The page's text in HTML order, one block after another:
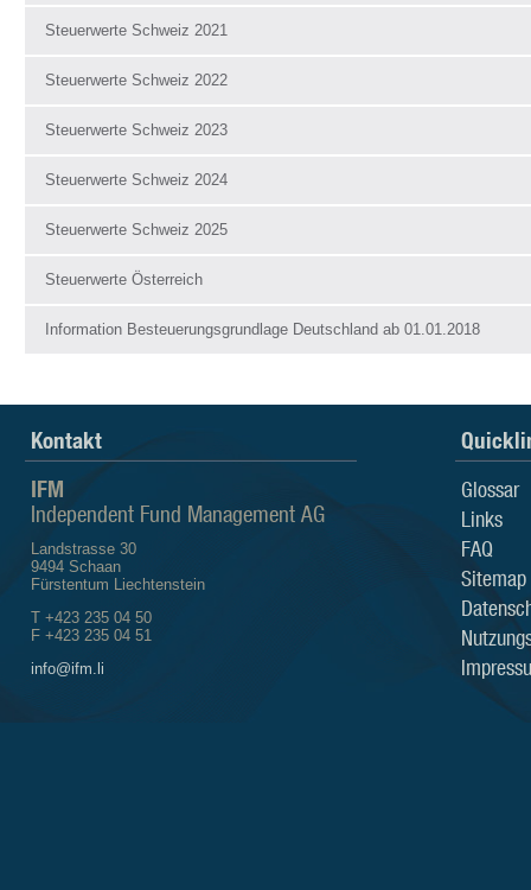
Steuerwerte Schweiz 2021
Steuerwerte Schweiz 2022
Steuerwerte Schweiz 2023
Steuerwerte Schweiz 2024
Steuerwerte Schweiz 2025
Steuerwerte Österreich
Information Besteuerungsgrundlage Deutschland ab 01.01.2018
Kontakt
IFM
Independent Fund Management AG
Landstrasse 30
9494 Schaan
Fürstentum Liechtenstein
T +423 235 04 50
F +423 235 04 51
info@ifm.li
Glossar
Links
FAQ
Sitemap